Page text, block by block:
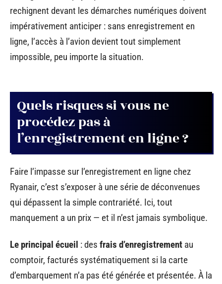
rechignent devant les démarches numériques doivent
impérativement anticiper : sans enregistrement en
ligne, l’accès à l’avion devient tout simplement
impossible, peu importe la situation.
Quels risques si vous ne
procédez pas à
l’enregistrement en ligne ?
Faire l’impasse sur l’enregistrement en ligne chez
Ryanair, c’est s’exposer à une série de déconvenues
qui dépassent la simple contrariété. Ici, tout
manquement a un prix — et il n’est jamais symbolique.
Le principal écueil : des frais d’enregistrement au
comptoir, facturés systématiquement si la carte
d’embarquement n’a pas été générée et présentée. À la